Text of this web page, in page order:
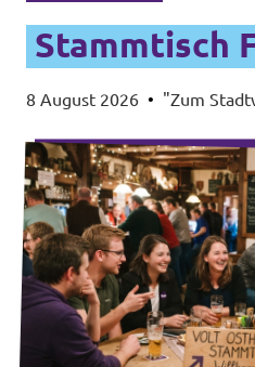
Stammtisch
8 August 2026 • "Zum